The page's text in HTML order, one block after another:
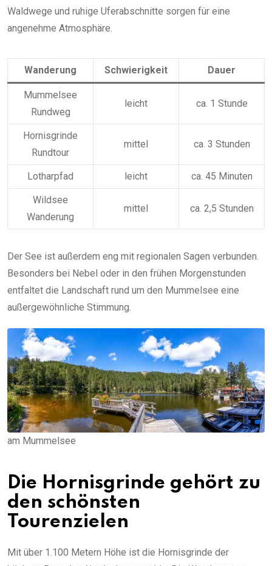
Waldwege und ruhige Uferabschnitte sorgen für eine
angenehme Atmosphäre.
Wanderung Schwierigkeit Dauer
Mummelsee
Rundweg
leicht ca. 1 Stunde
Hornisgrinde
Rundtour
mittel ca. 3 Stunden
Lotharpfad leicht ca. 45 Minuten
Wildsee
Wanderung
mittel ca. 2,5 Stunden
Der See ist außerdem eng mit regionalen Sagen verbunden.
Besonders bei Nebel oder in den frühen Morgenstunden
entfaltet die Landschaft rund um den Mummelsee eine
außergewöhnliche Stimmung.
am Mummelsee
Die Hornisgrinde gehört zu
den schönsten
Tourenzielen
Mit über 1.100 Metern Höhe ist die Hornisgrinde der